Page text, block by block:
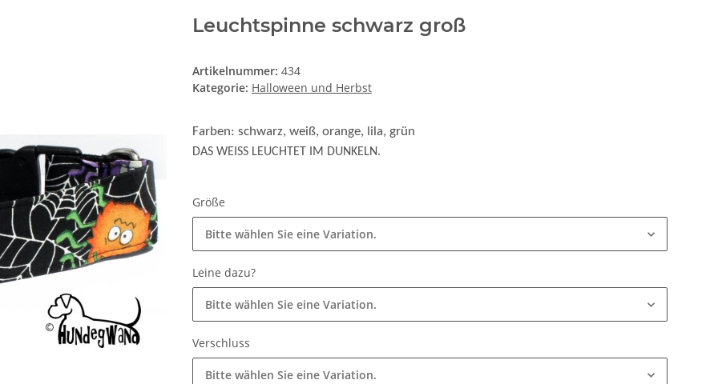
Leuchtspinne schwarz groß
Artikelnummer: 434
Kategorie: Halloween und Herbst
Farben: schwarz, weiß, orange, lila, grün
DAS WEISS LEUCHTET IM DUNKELN.
Größe
Bitte wählen Sie eine Variation.
Leine dazu?
Bitte wählen Sie eine Variation.
Verschluss
Bitte wählen Sie eine Variation.